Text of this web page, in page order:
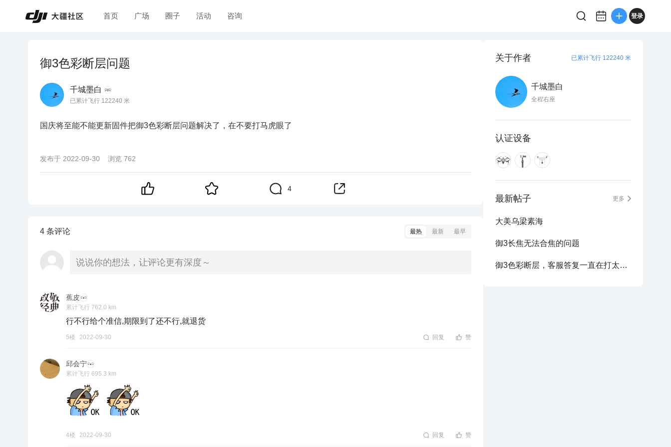
首页 广场 圈子 活动 咨询 登录
御3色彩断层问题
千城墨白
已累计飞行 122240 米
国庆将至能不能更新固件把御3色彩断层问题解决了，在不要打马虎眼了
发布于 2022-09-30 浏览 762
4
4 条评论 最热 最新 最早
说说你的想法，让评论更有深度～
蕉皮
累计飞行 762.0 km
行不行给个准信,期限到了还不行,就退货
5楼 2022-09-30 回复 赞
邱会宁
累计飞行 695.3 km
4楼 2022-09-30 回复 赞
关于作者 已累计飞行 122240 米
千城墨白
全程右座
认证设备
最新帖子 更多
大美乌梁素海
御3长焦无法合焦的问题
御3色彩断层，客服答复一直在打太极 这就是所谓的大疆